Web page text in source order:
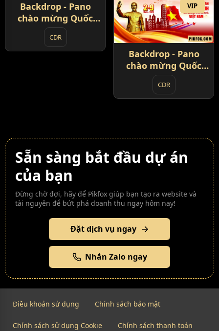
Backdrop - Pano
chào mừng Quốc
Khánh 2-9 (6)
CDR
VIP
Backdrop - Pano
chào mừng Quốc
Khánh 2-9 (7)
CDR
Sẵn sàng bắt đầu dự án
của bạn
Đừng chờ đợi, hãy để Pikfox giúp bạn tạo ra website và
tài nguyên để bứt phá doanh thu ngay hôm nay!
Đặt dịch vụ ngay
Nhắn Zalo ngay
Điều khoản sử dụng Chính sách bảo mật
Chính sách sử dụng Cookie Chính sách thanh toán